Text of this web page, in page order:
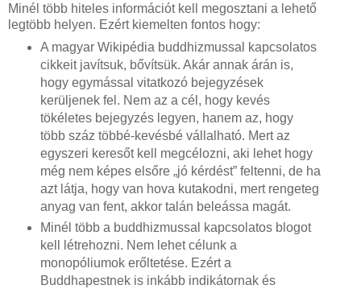
Minél több hiteles információt kell megosztani a lehető
legtöbb helyen. Ezért kiemelten fontos hogy:
A magyar Wikipédia buddhizmussal kapcsolatos
cikkeit javítsuk, bővítsük. Akár annak árán is,
hogy egymással vitatkozó bejegyzések
kerüljenek fel. Nem az a cél, hogy kevés
tökéletes bejegyzés legyen, hanem az, hogy
több száz többé-kevésbé vállalható. Mert az
egyszeri keresőt kell megcélozni, aki lehet hogy
még nem képes elsőre „jó kérdést” feltenni, de ha
azt látja, hogy van hova kutakodni, mert rengeteg
anyag van fent, akkor talán beleássa magát.
Minél több a buddhizmussal kapcsolatos blogot
kell létrehozni. Nem lehet célunk a
monopóliumok erőltetése. Ezért a
Buddhapestnek is inkább indikátornak és